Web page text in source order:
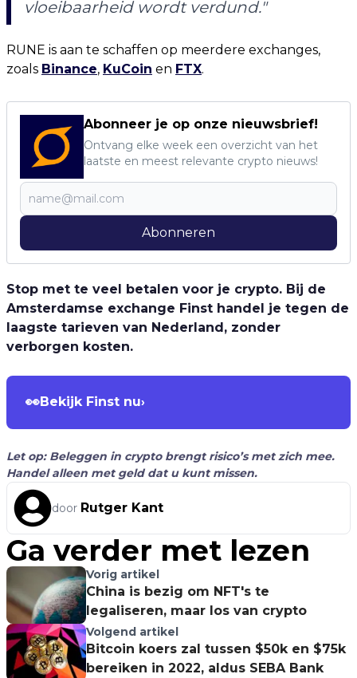
vloeibaarheid wordt verdund."
RUNE is aan te schaffen op meerdere exchanges,
zoals Binance, KuCoin en FTX.
Abonneer je op onze nieuwsbrief!
Ontvang elke week een overzicht van het
laatste en meest relevante crypto nieuws!
Abonneren
Stop met te veel betalen voor je crypto. Bij de
Amsterdamse exchange Finst handel je tegen de
laagste tarieven van Nederland, zonder
verborgen kosten.
👀Bekijk Finst nu›
Let op: Beleggen in crypto brengt risico’s met zich mee.
Handel alleen met geld dat u kunt missen.
door Rutger Kant
Ga verder met lezen
Vorig artikel
China is bezig om NFT's te
legaliseren, maar los van crypto
Volgend artikel
Bitcoin koers zal tussen $50k en $75k
bereiken in 2022, aldus SEBA Bank